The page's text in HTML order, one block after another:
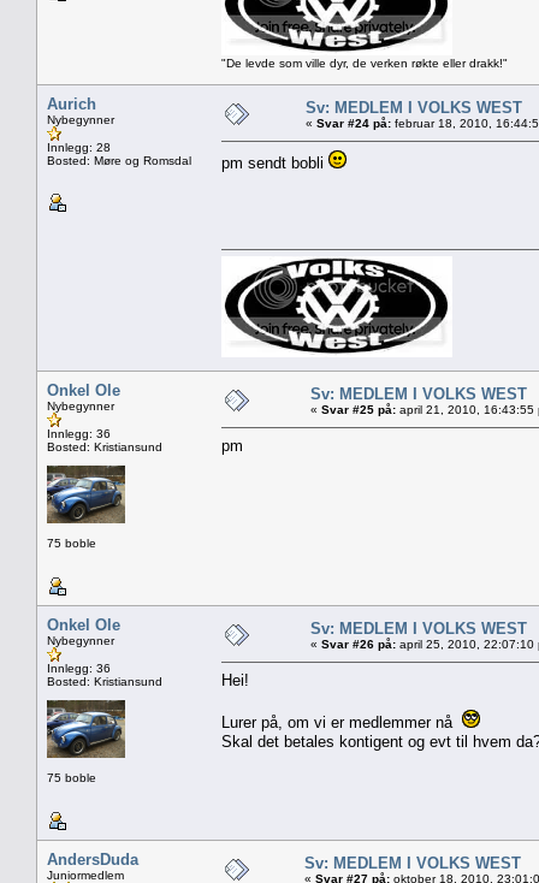
"De levde som ville dyr, de verken røkte eller drakk!"
Aurich
Nybegynner
Innlegg: 28
Bosted: Møre og Romsdal
Sv: MEDLEM I VOLKS WEST
« Svar #24 på: februar 18, 2010,
pm sendt bobli
Onkel Ole
Nybegynner
Innlegg: 36
Bosted: Kristiansund
75 boble
Sv: MEDLEM I VOLKS WEST
« Svar #25 på: april 21, 2010, 16:43:55
pm
Onkel Ole
Nybegynner
Innlegg: 36
Bosted: Kristiansund
75 boble
Sv: MEDLEM I VOLKS WEST
« Svar #26 på: april 25, 2010, 22:07:10
Hei!
Lurer på, om vi er medlemmer nå
Skal det betales kontigent og evt til hvem
AndersDuda
Juniormedlem
Sv: MEDLEM I VOLKS WEST
« Svar #27 på: oktober 18, 2010,